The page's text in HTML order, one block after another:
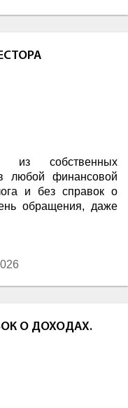
из собственных
любой финансовой
и без справок о
обращения, даже
О ДОХОДАХ.